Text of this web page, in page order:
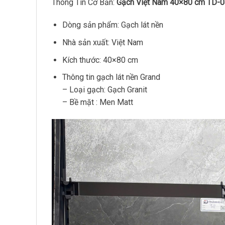
Thông Tin Cơ Bản: Gạch Việt Nam 40×80 cm TD-
Dòng sản phẩm: Gạch lát nền
Nhà sản xuất: Việt Nam
Kích thước: 40×80 cm
Thông tin gạch lát nền Grand
– Loại gạch: Gạch Granit
– Bề mặt : Men Matt